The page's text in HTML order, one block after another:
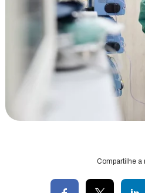
Compartilhe a